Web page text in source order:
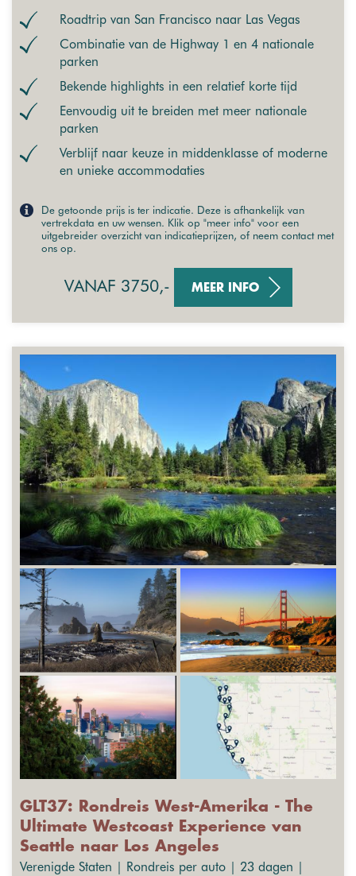
Roadtrip van San Francisco naar Las Vegas
Combinatie van de Highway 1 en 4 nationale
parken
Bekende highlights in een relatief korte tijd
Eenvoudig uit te breiden met meer nationale
parken
Verblijf naar keuze in middenklasse of moderne
en unieke accommodaties
De getoonde prijs is ter indicatie. Deze is afhankelijk van
vertrekdata en uw wensen. Klik op "meer info" voor een
uitgebreider overzicht van indicatieprijzen, of neem contact met
ons op.
VANAF 3750,- MEER INFO
GLT37: Rondreis West-Amerika - The
Ultimate Westcoast Experience van
Seattle naar Los Angeles
Verenigde Staten | Rondreis per auto | 23 dagen |